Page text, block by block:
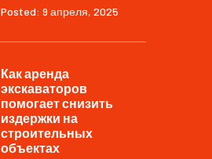
Posted: 9 апреля, 2025
Как аренда
экскаваторов
помогает снизить
издержки на
строительных
объектах